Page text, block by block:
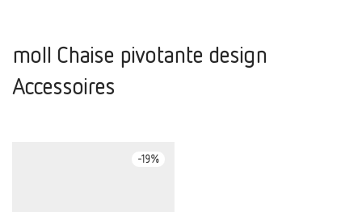
moll Chaise pivotante design
Accessoires
-19%